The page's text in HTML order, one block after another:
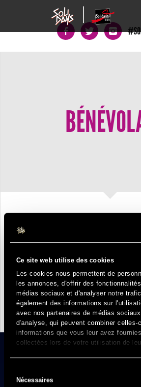
Ce site web utilise des cookies
Les cookies nous permettent de
les annonces, d'offrir des
médias sociaux et d'analyser notre
également des informations sur
avec nos partenaires de médias
d'analyse, qui peuvent combiner celles-
informations que vous leur avez
collectées lors de votre utilisation de
duNécessaires
humaine et solidaire, rejoignez notre
bénévoles